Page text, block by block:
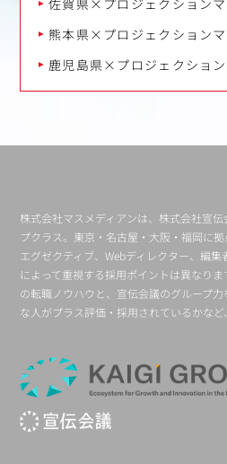
佐賀県×プロジェクション
熊本県×プロジェクション
鹿児島県×プロジェクショ
株式会社マスメディアンは、株式会社宣
プクラス。東京・名古屋・大阪・福岡に
エグゼクティブ、Webディレクター、編
によって重視する採用ポイントは異なり
の転職ノウハウと、宣伝会議のグループ
な人がプラス評価・採用されているかな